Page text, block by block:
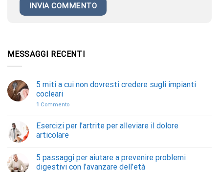
MESSAGGI RECENTI
5 miti a cui non dovresti credere sugli impianti
cocleari
1 Commento
Esercizi per l’artrite per alleviare il dolore
articolare
5 passaggi per aiutare a prevenire problemi
digestivi con l’avanzare dell’età